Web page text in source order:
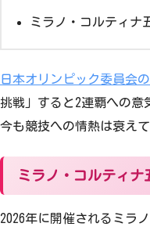
ミラノ・コルティナ
日本オリンピック委員会
挑戦」すると2連覇への意
今も競技への情熱は衰えて
ミラノ・コルティナ
2026年に開催されるミラ